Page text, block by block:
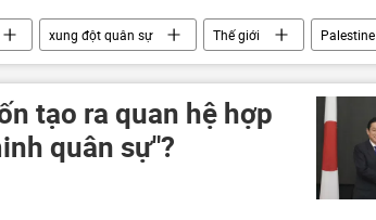
xung đột quân sự Thế giới
Palestine
Điện Kremlin Dmitry Peskov Trung Đông
tạo ra quan hệ hợp
quân sự"?